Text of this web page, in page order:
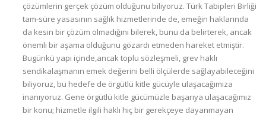
çözümlerin gerçek çözüm olduğunu biliyoruz. Türk Tabipleri Birliği
tam-süre yasasının sağlık hizmetlerinde de, emeğin haklarında
da kesin bir çözüm olmadığını bilerek, bunu da belirterek, ancak
önemli bir aşama olduğunu gözardı etmeden hareket etmiştir.
Bugünkü yapı içinde,ancak toplu sözleşmeli, grev haklı
sendikalaşmanın emek değerini belli ölçülerde sağlayabileceğini
biliyoruz, bu hedefe de örgütlü kitle gücüyle ulaşacağımıza
inanıyoruz. Gene örgütlü kitle gücümüzle başarıya ulaşacağımız
bir konu; hizmetle ilgili haklı hiç bir gerekçeye dayanmayan